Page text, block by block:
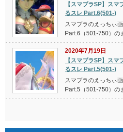
【スマブラSP】ス
るスレ Part.6(501-)
スマブラのえっちぃ
Part.6（501-750）の
2020年7月19日
【スマブラSP】ス
るスレ Part.5(501-)
スマブラのえっちぃ
Part.5（501-750）の